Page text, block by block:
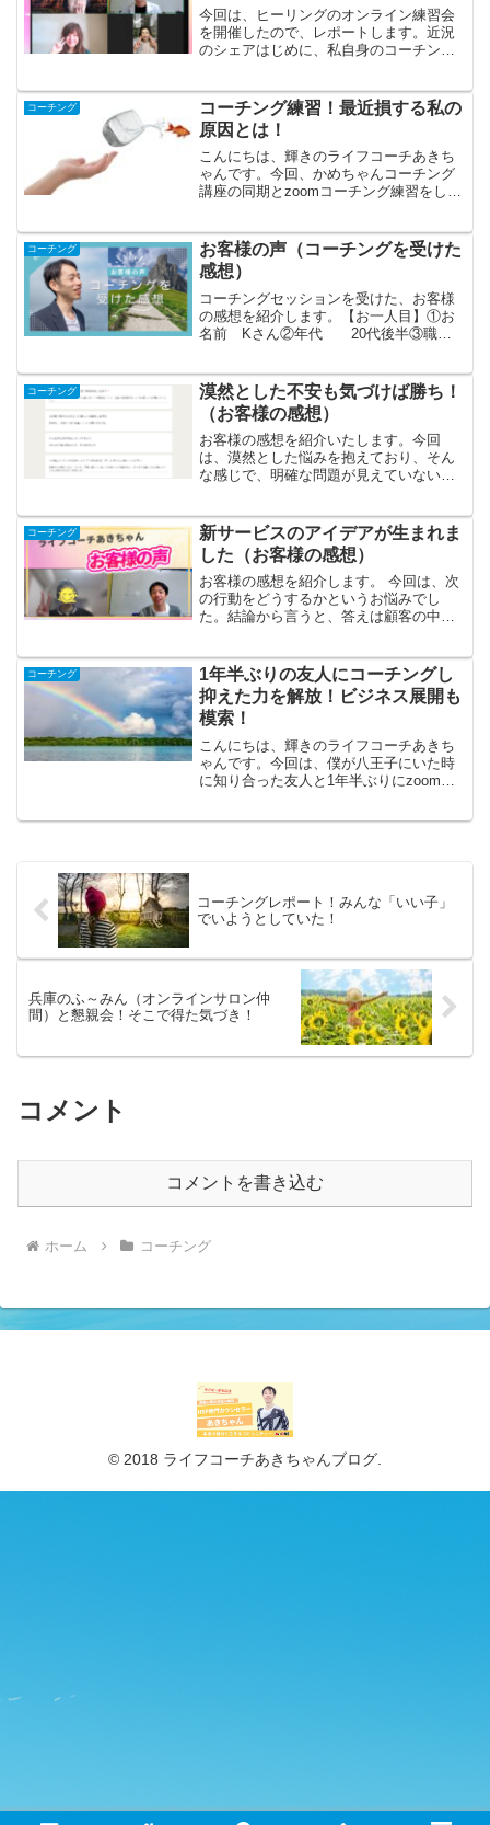
今回は、ヒーリングのオンライン練習会
を開催したので、レポートします。近況
のシェアはじめに、私自身のコーチング
ヒントが見える話をしました。言動とい
うのは物理空間にあり、言...
コーチング
コーチング練習！最近損する私の
原因とは！
こんにちは、輝きのライフコーチあきち
ゃんです。今回、かめちゃんコーチング
講座の同期とzoomコーチング練習をしま
たので共有します。僕の解決したい、損
する人の原因とは先ず...
コーチング
お客様の声（コーチングを受けた
感想）
コーチングセッションを受けた、お客様
の感想を紹介します。【お一人目】①お
名前 Kさん②年代 20代後半③職
たいことが定まらない・セルフイメージ
が低く反省しがち・人間関...
コーチング
漠然とした不安も気づけば勝ち！
（お客様の感想）
お客様の感想を紹介いたします。今回
は、漠然とした悩みを抱えており、そん
な感じで、明確な問題が見えていない場
ることが見て取れました。これは、ネガ
ティブ思考ともいえますが、...
コーチング
新サービスのアイデアが生まれま
した（お客様の感想）
お客様の感想を紹介します。 今回は、次
の行動をどうするかというお悩みでし
た。結論から言うと、答えは顧客の中に
すが、必ずしも相手が必要としているか
はわかりません。だから、相...
コーチング
1年半ぶりの友人にコーチングし
抑えた力を解放！ビジネス展開も
模索！
こんにちは、輝きのライフコーチあきち
ゃんです。今回は、僕が八王子にいた時
に知り合った友人と1年半ぶりにzoomで
コーチングレポート！みんな「いい子」
でいようとしていた！
兵庫のふ～みん（オンラインサロン仲
間）と懇親会！そこで得た気づき！
コメント
コメントを書き込む
ホーム コーチング
© 2018 ライフコーチあきちゃんブログ.